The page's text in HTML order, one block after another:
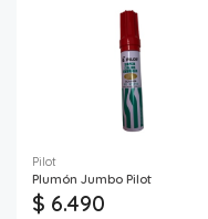
Pilot
Plumón Jumbo Pilot
$ 6.490